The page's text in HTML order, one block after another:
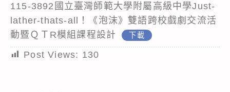
115-3892國立臺灣師範大學附屬高級中學Just-
lather-thats-all！《泡沫》雙語跨校戲劇交流活
動暨ＱＴR模組課程設計
下載
Post Views: 130